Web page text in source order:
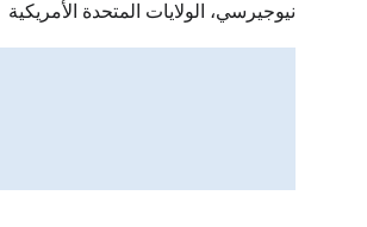
نيوجيرسي، الولايات المتحدة الأمريكية